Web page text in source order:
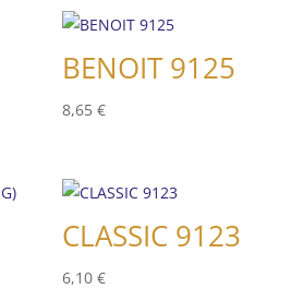
BENOIT 9125
8,65 €
CLASSIC 9123
6,10 €